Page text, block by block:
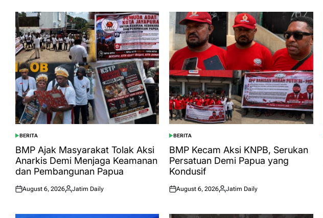
POSTED
IN
BERITA
BMP Ajak Masyarakat Tolak Aksi
Anarkis Demi Menjaga Keamanan
dan Pembangunan Papua
Posted
August 6, 2026
Posted
Jatim Daily
POSTED
IN
BERITA
BMP Kecam Aksi KNPB, Serukan
Persatuan Demi Papua yang
Kondusif
Posted
August 6, 2026
Posted
Jatim Daily